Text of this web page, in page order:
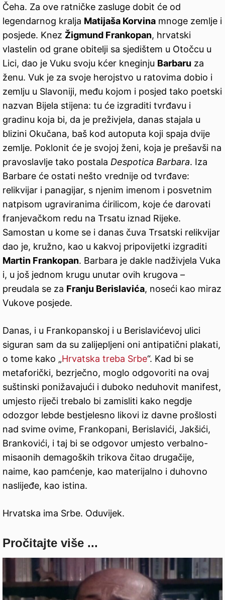
Čeha. Za ove ratničke zasluge dobit će od
legendarnog kralja Matijaša Korvina mnoge zemlje i
posjede. Knez Žigmund Frankopan, hrvatski
vlastelin od grane obitelji sa sjedištem u Otočcu u
Lici, dao je Vuku svoju kćer kneginju Barbaru za
ženu. Vuk je za svoje herojstvo u ratovima dobio i
zemlju u Slavoniji, među kojom i posjed tako poetski
nazvan Bijela stijena: tu će izgraditi tvrđavu i
gradinu koja bi, da je preživjela, danas stajala u
blizini Okučana, baš kod autoputa koji spaja dvije
zemlje. Poklonit će je svojoj ženi, koja je prešavši na
pravoslavlje tako postala Despotica Barbara. Iza
Barbare će ostati nešto vrednije od tvrđave:
relikvijar i panagijar, s njenim imenom i posvetnim
natpisom ugraviranima ćirilicom, koje će darovati
franjevačkom redu na Trsatu iznad Rijeke.
Samostan u kome se i danas čuva Trsatski relikvijar
dao je, kružno, kao u kakvoj pripovijetki izgraditi
Martin Frankopan. Barbara je dakle nadživjela Vuka
i, u još jednom krugu unutar ovih krugova –
preudala se za Franju Berislavića, noseći kao miraz
Vukove posjede.
Danas, i u Frankopanskoj i u Berislavićevoj ulici
siguran sam da su zalijepljeni oni antipatični plakati,
o tome kako „Hrvatska treba Srbe“. Kad bi se
metaforički, bezrječno, moglo odgovoriti na ovaj
suštinski ponižavajući i duboko neduhovit manifest,
umjesto riječi trebalo bi zamisliti kako negdje
odozgor lebde bestjelesno likovi iz davne prošlosti
nad svime ovime, Frankopani, Berislavići, Jakšići,
Brankovići, i taj bi se odgovor umjesto verbalno-
misaonih demagoških trikova čitao drugačije,
naime, kao pamćenje, kao materijalno i duhovno
naslijeđe, kao istina.
Hrvatska ima Srbe. Oduvijek.
Pročitajte više ...